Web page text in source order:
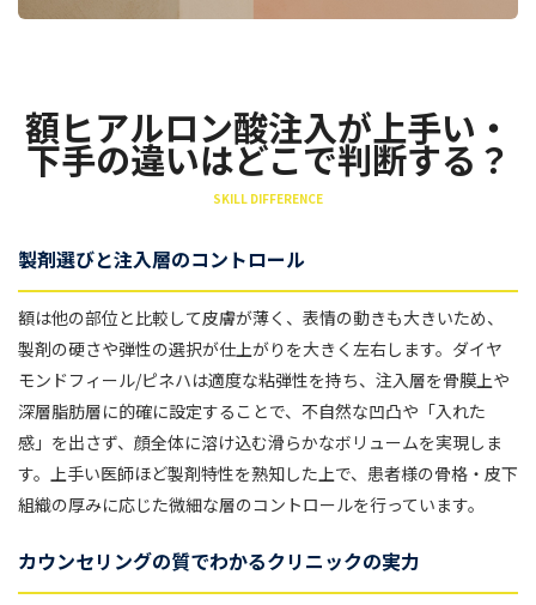
額ヒアルロン酸注入が上手い・
下手の違いはどこで判断する？
SKILL DIFFERENCE
製剤選びと注入層のコントロール
額は他の部位と比較して皮膚が薄く、表情の動きも大きいため、
製剤の硬さや弾性の選択が仕上がりを大きく左右します。ダイヤ
モンドフィール/ピネハは適度な粘弾性を持ち、注入層を骨膜上や
深層脂肪層に的確に設定することで、不自然な凹凸や「入れた
感」を出さず、顔全体に溶け込む滑らかなボリュームを実現しま
す。上手い医師ほど製剤特性を熟知した上で、患者様の骨格・皮下
組織の厚みに応じた微細な層のコントロールを行っています。
カウンセリングの質でわかるクリニックの実力